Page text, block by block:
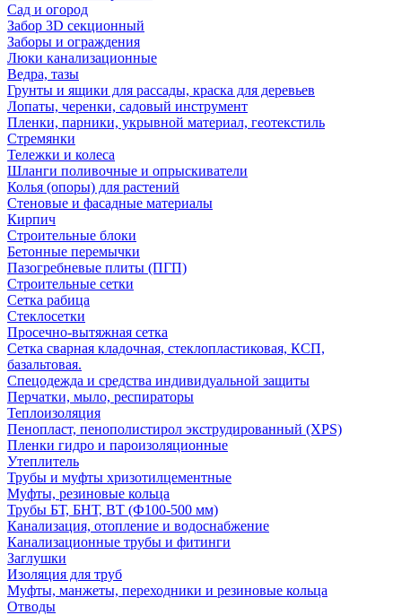
Сад и огород
Забор 3D секционный
Заборы и ограждения
Люки канализационные
Ведра, тазы
Грунты и ящики для рассады, краска для деревьев
Лопаты, черенки, садовый инструмент
Пленки, парники, укрывной материал, геотекстиль
Стремянки
Тележки и колеса
Шланги поливочные и опрыскиватели
Колья (опоры) для растений
Стеновые и фасадные материалы
Кирпич
Строительные блоки
Бетонные перемычки
Пазогребневые плиты (ПГП)
Строительные сетки
Сетка рабица
Стеклосетки
Просечно-вытяжная сетка
Сетка сварная кладочная, стеклопластиковая, КСП,
базальтовая.
Спецодежда и средства индивидуальной защиты
Перчатки, мыло, респираторы
Теплоизоляция
Пенопласт, пенополистирол экструдированный (XPS)
Пленки гидро и пароизоляционные
Утеплитель
Трубы и муфты хризотилцементные
Муфты, резиновые кольца
Трубы БТ, БНТ, ВТ (Ф100-500 мм)
Канализация, отопление и водоснабжение
Канализационные трубы и фитинги
Заглушки
Изоляция для труб
Муфты, манжеты, переходники и резиновые кольца
Отводы